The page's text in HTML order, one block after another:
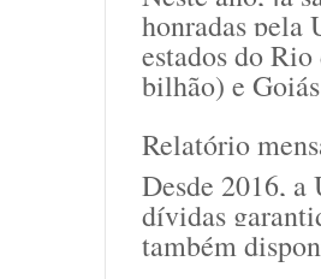
honradas pela
estados do
bilhão) e
Relatório
Desde 2016,
dívidas
também